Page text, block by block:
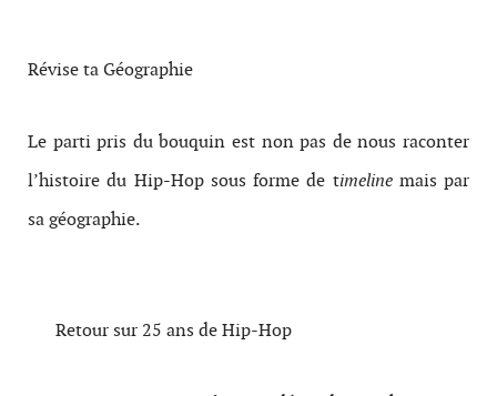
Révise ta Géographie
Le parti pris du bouquin est non pas de nous raconter
l’histoire du Hip-Hop sous forme de timelinemais par
sa géographie.
Retour sur 25 ans de Hip-Hop